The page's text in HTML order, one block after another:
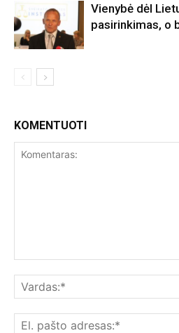
Vienybė dėl
pasirinkimas, o
KOMENTUOTI